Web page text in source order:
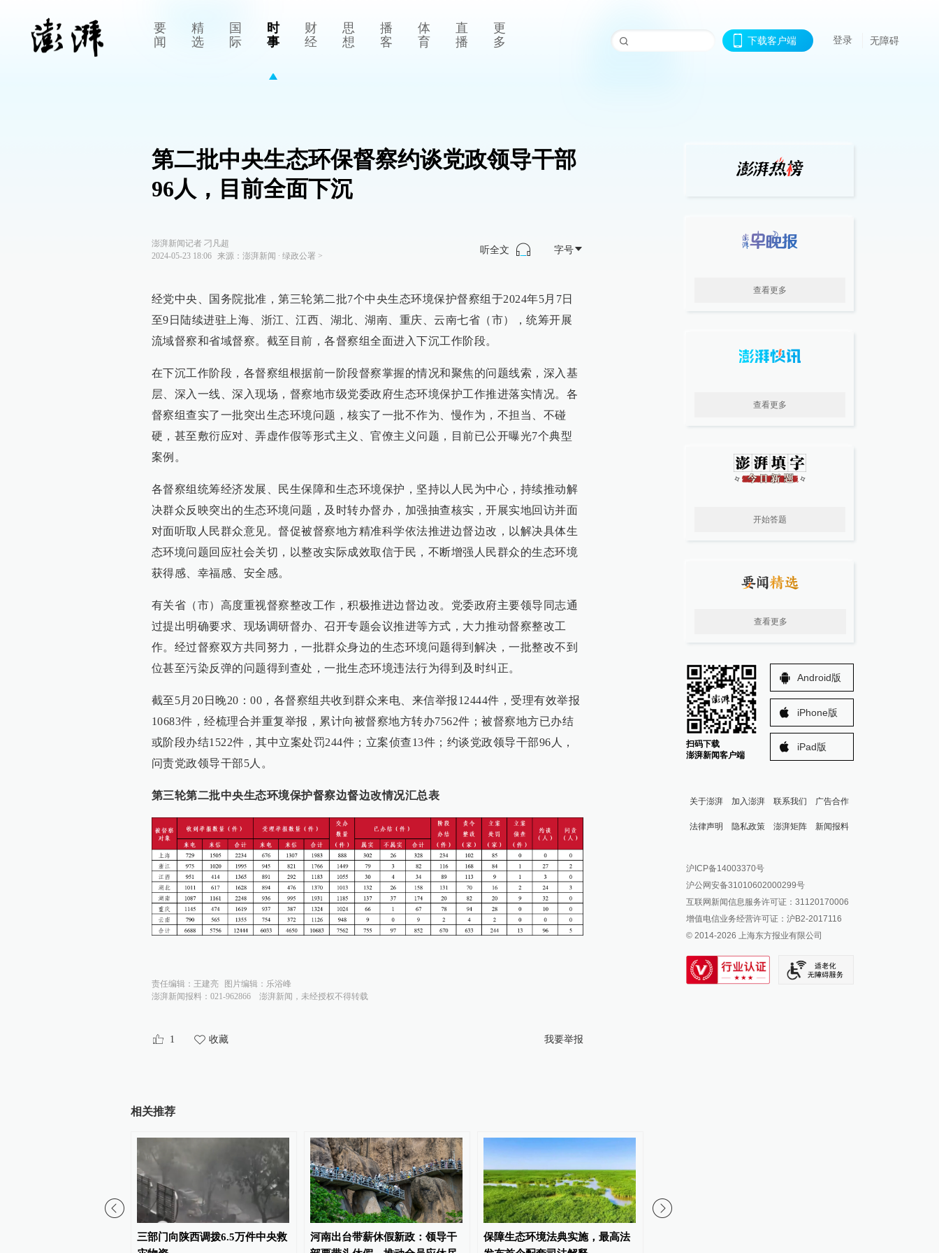
要
闻
精
选
国
际
时
事
财
经
思
想
播
客
体
育
直
播
更
多
下载客户端 登录 无障碍
第二批中央生态环保督察约谈党政领导干部
96人，目前全面下沉
澎湃新闻记者 刁凡超
2024-05-23 18:06
来源： 澎湃新闻 ∙ 绿政公署 >
听全文 字号
经党中央、国务院批准，第三轮第二批7个中央生态环境保护督察组于2024年5月7日
至9日陆续进驻上海、浙江、江西、湖北、湖南、重庆、云南七省（市），统筹开展
流域督察和省域督察。截至目前，各督察组全面进入下沉工作阶段。
在下沉工作阶段，各督察组根据前一阶段督察掌握的情况和聚焦的问题线索，深入基
层、深入一线、深入现场，督察地市级党委政府生态环境保护工作推进落实情况。各
督察组查实了一批突出生态环境问题，核实了一批不作为、慢作为，不担当、不碰
硬，甚至敷衍应对、弄虚作假等形式主义、官僚主义问题，目前已公开曝光7个典型
案例。
各督察组统筹经济发展、民生保障和生态环境保护，坚持以人民为中心，持续推动解
决群众反映突出的生态环境问题，及时转办督办，加强抽查核实，开展实地回访并面
对面听取人民群众意见。督促被督察地方精准科学依法推进边督边改，以解决具体生
态环境问题回应社会关切，以整改实际成效取信于民，不断增强人民群众的生态环境
获得感、幸福感、安全感。
有关省（市）高度重视督察整改工作，积极推进边督边改。党委政府主要领导同志通
过提出明确要求、现场调研督办、召开专题会议推进等方式，大力推动督察整改工
作。经过督察双方共同努力，一批群众身边的生态环境问题得到解决，一批整改不到
位甚至污染反弹的问题得到查处，一批生态环境违法行为得到及时纠正。
截至5月20日晚20：00，各督察组共收到群众来电、来信举报12444件，受理有效举报
10683件，经梳理合并重复举报，累计向被督察地方转办7562件；被督察地方已办结
或阶段办结1522件，其中立案处罚244件；立案侦查13件；约谈党政领导干部96人，
问责党政领导干部5人。
第三轮第二批中央生态环境保护督察边督边改情况汇总表
责任编辑： 王建亮 图片编辑： 乐浴峰
澎湃新闻报料：021-962866
澎湃新闻，未经授权不得转载
1 收藏 我要举报
相关推荐
三部门向陕西调拨6.5万件中央救
河南出台带薪休假新政：领导干
保障生态环境法典实施，最高法
查看更多
查看更多
开始答题
查看更多
扫码下载
澎湃新闻客户端
Android版
iPhone版
iPad版
关于澎湃 加入澎湃 联系我们 广告合作
法律声明 隐私政策 澎湃矩阵
澎湃新闻公众号
澎湃新闻抖音号
派生万物开放平台
IP SHANGHAI
SIXTH TONE
新闻报料
报料邮箱: news@thepaper.cn
沪ICP备14003370号
沪公网安备31010602000299号
互联网新闻信息服务许可证：31120170006
增值电信业务经营许可证：沪B2-2017116
© 2014-2026 上海东方报业有限公司